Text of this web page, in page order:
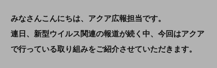
みなさんこんにちは、アクア広報担当です。
連日、新型ウイルス関連の報道が続く中、今回はアクア
で行っている取り組みをご紹介させていただきます。